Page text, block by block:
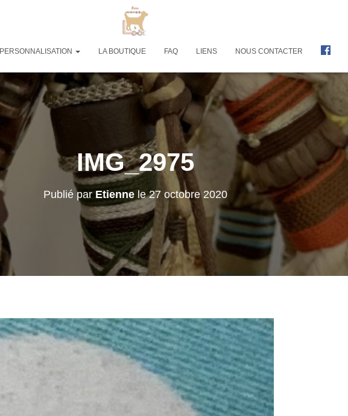
PERSONNALISATION LA BOUTIQUE FAQ LIENS NOUS CONTACTER
C
O
O
IMG_2975
Publié parEtiennele27 octobre 2020